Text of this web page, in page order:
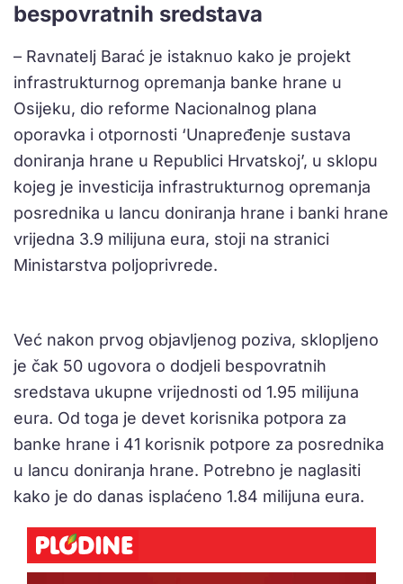
bespovratnih sredstava
– Ravnatelj Barać je istaknuo kako je projekt
infrastrukturnog opremanja banke hrane u
Osijeku, dio reforme Nacionalnog plana
oporavka i otpornosti ‘Unapređenje sustava
doniranja hrane u Republici Hrvatskoj’, u sklopu
kojeg je investicija infrastrukturnog opremanja
posrednika u lancu doniranja hrane i banki hrane
vrijedna 3.9 milijuna eura, stoji na stranici
Ministarstva poljoprivrede.
Već nakon prvog objavljenog poziva, sklopljeno
je čak 50 ugovora o dodjeli bespovratnih
sredstava ukupne vrijednosti od 1.95 milijuna
eura. Od toga je devet korisnika potpora za
banke hrane i 41 korisnik potpore za posrednika
u lancu doniranja hrane. Potrebno je naglasiti
kako je do danas isplaćeno 1.84 milijuna eura.